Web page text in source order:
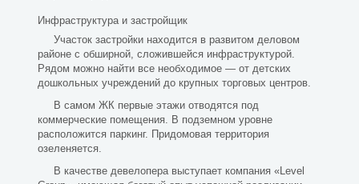
Инфраструктура и застройщик
Участок застройки находится в развитом деловом
районе с обширной, сложившейся инфраструктурой.
Рядом можно найти все необходимое — от детских
дошкольных учреждений до крупных торговых центров.
В самом ЖК первые этажи отводятся под
коммерческие помещения. В подземном уровне
расположится паркинг. Придомовая территория
озеленяется.
В качестве девелопера выступает компания «Level